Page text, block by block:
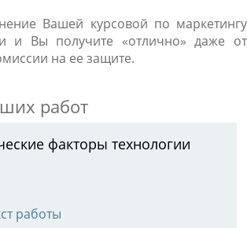
Вашей курсовой по маркетингу
и Вы получите «отлично» даже от
на ее защите.
работ
факторы технологии
работы